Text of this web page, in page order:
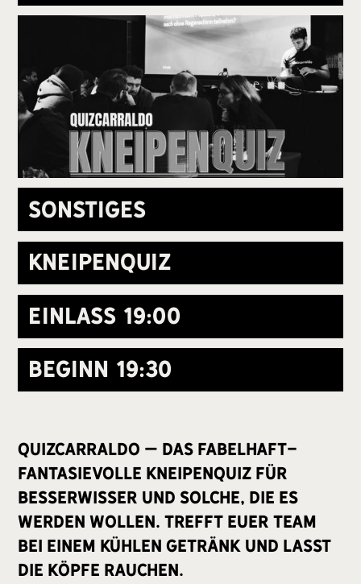
Sonstiges
Kneipenquiz
Einlass 19:00
Beginn 19:30
Quizcarraldo – Das fabelhaft-
fantasievolle Kneipenquiz für
Besserwisser und solche, die es
werden wollen. Trefft euer Team
bei einem kühlen Getränk und lasst
die Köpfe rauchen.